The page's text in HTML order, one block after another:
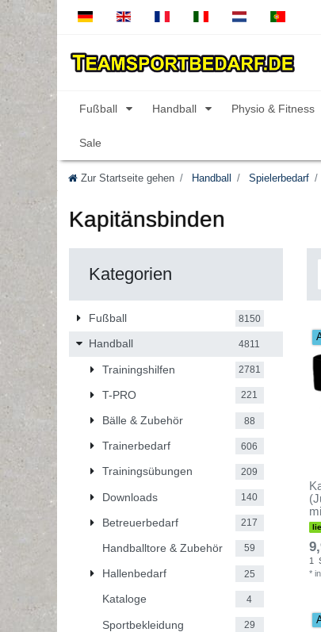
Fußball Handball Physio & Fitness
Sale
Zur Startseite gehen Handball Spielerbedarf
Kapitänsbinden
Kategorien
Fußball 8150
Handball 4811
Trainingshilfen 2781
T-PRO 221
Bälle & Zubehör 88
Trainerbedarf 606
Trainingsübungen 209
Downloads 140
Betreuerbedarf 217
Handballtore & Zubehör 59
Hallenbedarf 25
Kataloge 4
Sportbekleidung 29
1
*